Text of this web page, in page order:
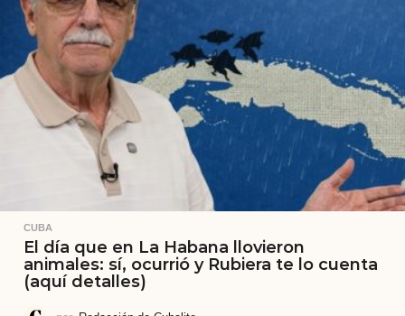
CUBA
El día que en La Habana llovieron
animales: sí, ocurrió y Rubiera te lo cuenta
(aquí detalles)